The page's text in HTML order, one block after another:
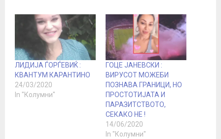
ЛИДИЈА ЃОРЃЕВИЌ :
КВАНТУМ КАРАНТИНО
24/03/2020
In "Колумни"
ГОЦЕ ЈАНЕВСКИ :
ВИРУСОТ МОЖЕБИ
ПОЗНАВА ГРАНИЦИ, НО
ПРОСТОТИЈАТА И
ПАРАЗИТСТВОТО,
СЕКАКО НЕ !
14/06/2020
In "Колумни"